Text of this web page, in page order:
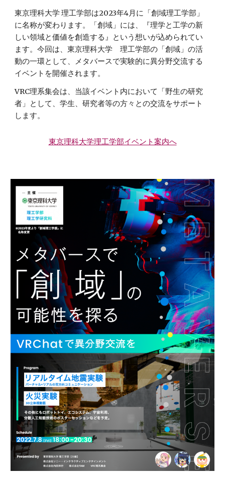
東京理科大学 理工学部は2023年4月に「創域理工学部」
に名称が変わります。「創域」には、『理学と工学の新
しい領域と価値を創造する』という想いが込められてい
ます。今回は、東京理科大学　理工学部の「創域」の活
動の一環として、メタバースで実験的に異分野交流する
イベントを開催されます。
VRC理系集会は、当該イベント内において「野生の研究
者」として、学生、研究者等の方々との交流をサポート
します。
東京理科大学理工学部イベント案内へ